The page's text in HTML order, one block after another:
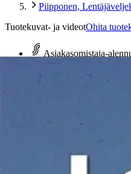
Piipponen,
Tuotekuvat- ja videotOhita
Asiakasomistaja-
Karusellin nuolipainikkeet